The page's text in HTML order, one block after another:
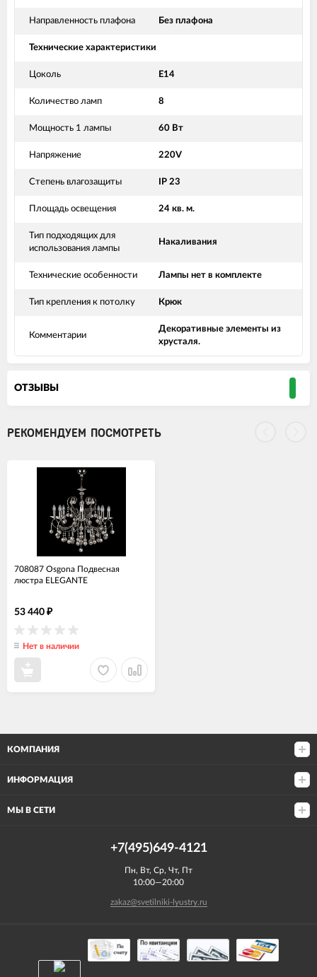
Направленность плафона Без плафона
Технические характеристики
Цоколь Е14
Количество ламп 8
Мощность 1 лампы 60 Вт
Напряжение 220V
Степень влагозащиты IP 23
Площадь освещения 24 кв. м.
Тип подходящих для
использования лампы
Накаливания
Технические особенности Лампы нет в комплекте
Тип крепления к потолку Крюк
Комментарии
Декоративные элементы из
хрусталя.
ОТЗЫВЫ
РЕКОМЕНДУЕМ ПОСМОТРЕТЬ
708087 Osgona Подвесная
люстра ELEGANTE
53 440 ₽
Нет в наличии
КОМПАНИЯ
ИНФОРМАЦИЯ
МЫ В СЕТИ
+7(495)649-4121
Пн, Вт, Ср, Чт, Пт
10:00—20:00
zakaz@svetilniki-lyustry.ru